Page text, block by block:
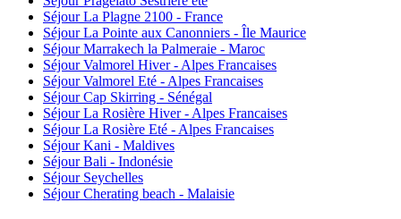
Séjour La Plagne 2100 - France
Séjour La Pointe aux Canonniers - Île Maurice
Séjour Marrakech la Palmeraie - Maroc
Séjour Valmorel Hiver - Alpes Francaises
Séjour Valmorel Eté - Alpes Francaises
Séjour Cap Skirring - Sénégal
Séjour La Rosière Hiver - Alpes Francaises
Séjour La Rosière Eté - Alpes Francaises
Séjour Kani - Maldives
Séjour Bali - Indonésie
Séjour Seychelles
Séjour Cherating beach - Malaisie